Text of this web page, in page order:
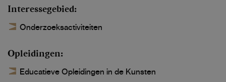
Interessegebied
Onderzoeksactiviteiten
Opleidingen
Educatieve Opleidingen in de Kunsten